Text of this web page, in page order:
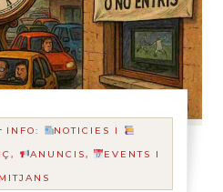
INFO:
NOTICIES I
ANUNCIS,
EVENTS I
MITJANS